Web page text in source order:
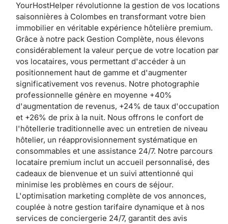
YourHostHelper révolutionne la gestion de vos locations
saisonnières à Colombes en transformant votre bien
immobilier en véritable expérience hôtelière premium.
Grâce à notre pack Gestion Complète, nous élevons
considérablement la valeur perçue de votre location par
vos locataires, vous permettant d'accéder à un
positionnement haut de gamme et d'augmenter
significativement vos revenus. Notre photographie
professionnelle génère en moyenne +40%
d'augmentation de revenus, +24% de taux d'occupation
et +26% de prix à la nuit. Nous offrons le confort de
l'hôtellerie traditionnelle avec un entretien de niveau
hôtelier, un réapprovisionnement systématique en
consommables et une assistance 24/7. Notre parcours
locataire premium inclut un accueil personnalisé, des
cadeaux de bienvenue et un suivi attentionné qui
minimise les problèmes en cours de séjour.
L'optimisation marketing complète de vos annonces,
couplée à notre gestion tarifaire dynamique et à nos
services de conciergerie 24/7, garantit des avis